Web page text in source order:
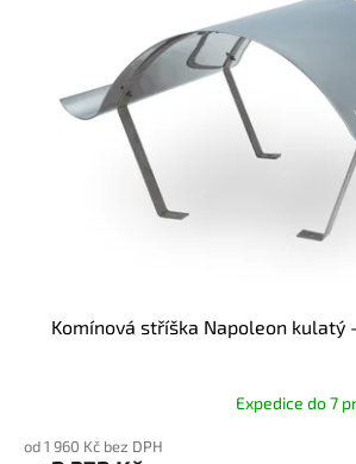
Komínová stříška Napoleon kulatý
Expedice do 7
od 1 960 Kč bez DPH